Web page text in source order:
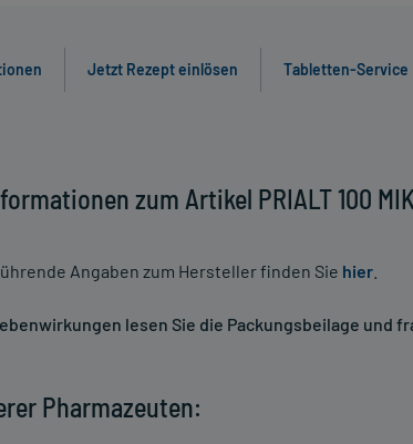
Jetzt Rezept einlösen Tabletten-Service
zum Artikel PRIALT 100
Angaben zum Hersteller finden Sie hier
lesen Sie die Packungsbeilage und
Pharmazeuten: